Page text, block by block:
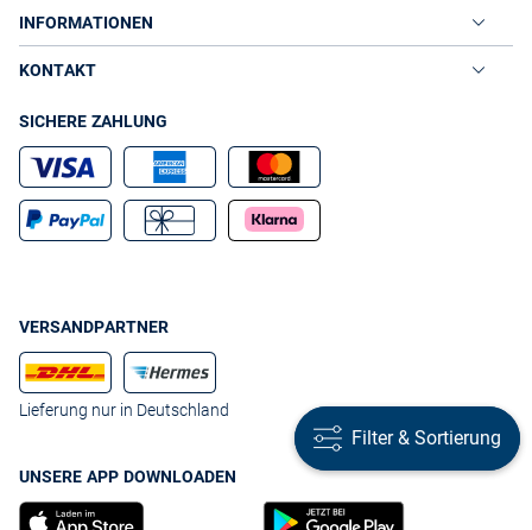
INFORMATIONEN
KONTAKT
SICHERE ZAHLUNG
VERSANDPARTNER
Lieferung nur in Deutschland
UNSERE APP DOWNLOADEN
Filter & Sortierung
Filter & Sortierung